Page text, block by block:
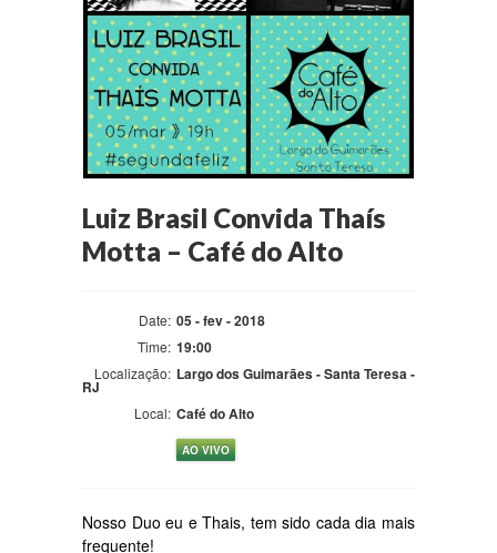
Luiz Brasil Convida Thaís
Motta – Café do Alto
Date: 05 - fev - 2018
Time: 19:00
Localização: Largo dos Guimarães - Santa Teresa -
RJ
Local: Café do Alto
AO VIVO
Nosso Duo eu e Thais, tem sido cada dia mais
frequente!